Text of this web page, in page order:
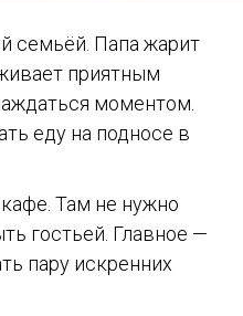
семьёй. Папа жарит
приятным
моментом.
еду на подносе в
Там не нужно
гостьей. Главное —
пару искренних